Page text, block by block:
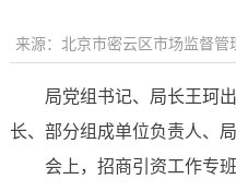
来源：北京市密云区市场监督管
局党组书记、局长王珂
长、部分组成单位负责人、
会上，招商引资工作专